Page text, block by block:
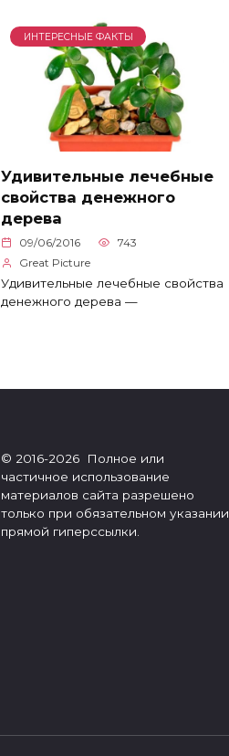
ИНТЕРЕСНЫЕ ФАКТЫ
Удивительные лечебные
свойства денежного
дерева
09/06/2016
743
Great Picture
Удивительные лечебные свойства
денежного дерева —
© 2016-2026 Полное или
частичное использование
материалов сайта разрешено
только при обязательном указании
прямой гиперссылки.